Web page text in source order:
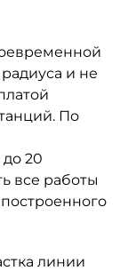
и не
По
20
все работы
линии